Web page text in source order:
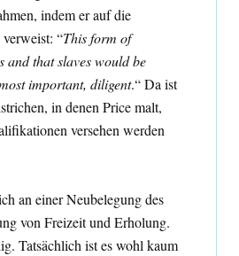
indem er auf die
“This form of
that slaves would be
important, diligent.“ Da ist
in denen Price malt,
versehen werden
an einer Neubelegung des
von Freizeit und Erholung.
Tatsächlich ist es wohl kaum